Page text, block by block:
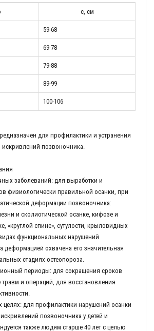
c, см
59-68
69-78
79-88
89-99
100-106
для профилактики и устранения
позвоночника.
заболеваний: для выработки и
физиологически правильной осанки, при
деформации позвоночника:
и сколиотической осанке, кифозе и
«круглой спине», сутулости, крыловидных
функциональных нарушений
деформацией охвачена его значительная
стадиях остеопороза.
периоды: для сокращения сроков
травм и операций, для восстановления
целях: для профилактики нарушений осанки
позвоночника у детей и
также людям старше 40 лет с целью